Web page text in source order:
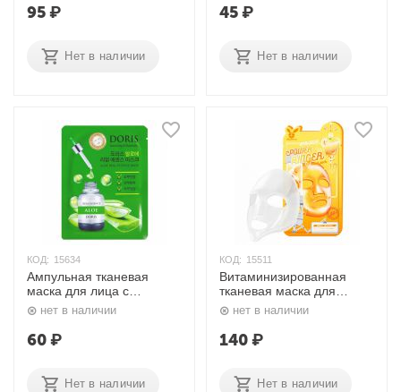
95₽
Нет в наличии
45₽
Нет в наличии
КОД: 15634
Ампульная тканевая
маска для лица с
экстрактом алоэ 27 мл.
Jigott
нет в наличии
60₽
Нет в наличии
КОД: 15511
Витаминизированная
тканевая маска для
повышения упругости
лица 23 мл. Elizavecca
нет в наличии
140₽
Нет в наличии